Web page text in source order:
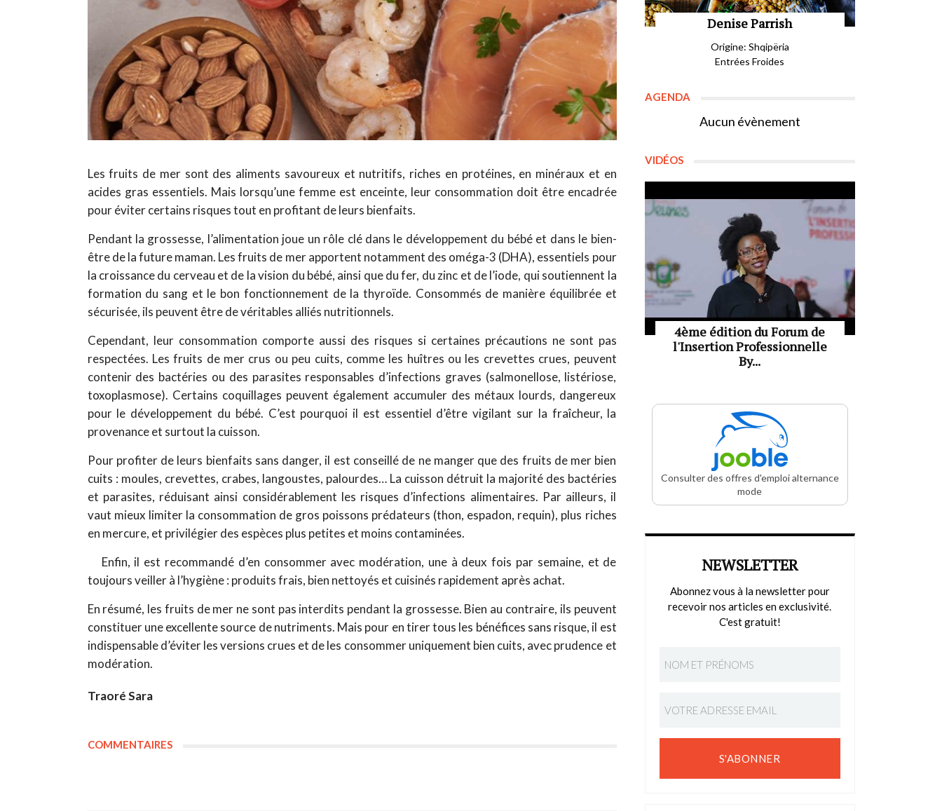
Les fruits de mer sont des aliments savoureux et nutritifs, riches en protéines, en minéraux et en
acides gras essentiels. Mais lorsqu’une femme est enceinte, leur consommation doit être encadrée
pour éviter certains risques tout en profitant de leurs bienfaits.
Pendant la grossesse, l’alimentation joue un rôle clé dans le développement du bébé et dans le bien-
être de la future maman. Les fruits de mer apportent notamment des oméga-3 (DHA), essentiels pour
la croissance du cerveau et de la vision du bébé, ainsi que du fer, du zinc et de l’iode, qui soutiennent la
formation du sang et le bon fonctionnement de la thyroïde. Consommés de manière équilibrée et
sécurisée, ils peuvent être de véritables alliés nutritionnels.
Cependant, leur consommation comporte aussi des risques si certaines précautions ne sont pas
respectées. Les fruits de mer crus ou peu cuits, comme les huîtres ou les crevettes crues, peuvent
contenir des bactéries ou des parasites responsables d’infections graves (salmonellose, listériose,
toxoplasmose). Certains coquillages peuvent également accumuler des métaux lourds, dangereux
pour le développement du bébé. C’est pourquoi il est essentiel d’être vigilant sur la fraîcheur, la
provenance et surtout la cuisson.
Pour profiter de leurs bienfaits sans danger, il est conseillé de ne manger que des fruits de mer bien
cuits : moules, crevettes, crabes, langoustes, palourdes… La cuisson détruit la majorité des bactéries
et parasites, réduisant ainsi considérablement les risques d’infections alimentaires. Par ailleurs, il
vaut mieux limiter la consommation de gros poissons prédateurs (thon, espadon, requin), plus riches
en mercure, et privilégier des espèces plus petites et moins contaminées.
Enfin, il est recommandé d’en consommer avec modération, une à deux fois par semaine, et de
toujours veiller à l’hygiène : produits frais, bien nettoyés et cuisinés rapidement après achat.
En résumé, les fruits de mer ne sont pas interdits pendant la grossesse. Bien au contraire, ils peuvent
constituer une excellente source de nutriments. Mais pour en tirer tous les bénéfices sans risque, il est
indispensable d’éviter les versions crues et de les consommer uniquement bien cuits, avec prudence et
modération.
Traoré Sara
COMMENTAIRES
Denise Parrish
Origine: Shqipëria
Entrées Froides
AGENDA
Aucun évènement
VIDÉOS
4ème édition du Forum de
l'Insertion Professionnelle
By...
Consulter des offres d'emploi alternance
mode
NEWSLETTER
Abonnez vous à la newsletter pour
recevoir nos articles en exclusivité.
C'est gratuit!
S'ABONNER